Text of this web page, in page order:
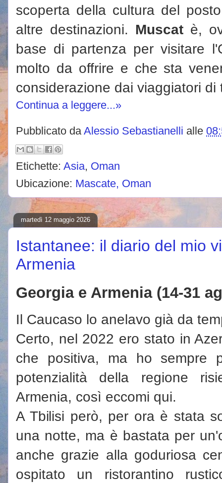
scoperta della cultura del
altre destinazioni. Muscat è,
base di partenza per visitare
molto da offrire e che sta
considerazione dai viaggiatori di
Continua a leggere...»
Pubblicato daAlessio Sebastianelli alle
Etichette: Asia, Oman
Ubicazione: Mascate, Oman
martedì 12 maggio 2026
Istantanee: il diario del mio
Armenia
Georgia e Armenia (14-31
Il Caucaso lo anelavo già da
Certo, nel 2022 ero stato in
che positiva, ma ho sempre
potenzialità della regione
Armenia, così eccomi qui.
A Tbilisi però, per ora è stata
una notte, ma è bastata per
anche grazie alla goduriosa
ospitato un ristorantino